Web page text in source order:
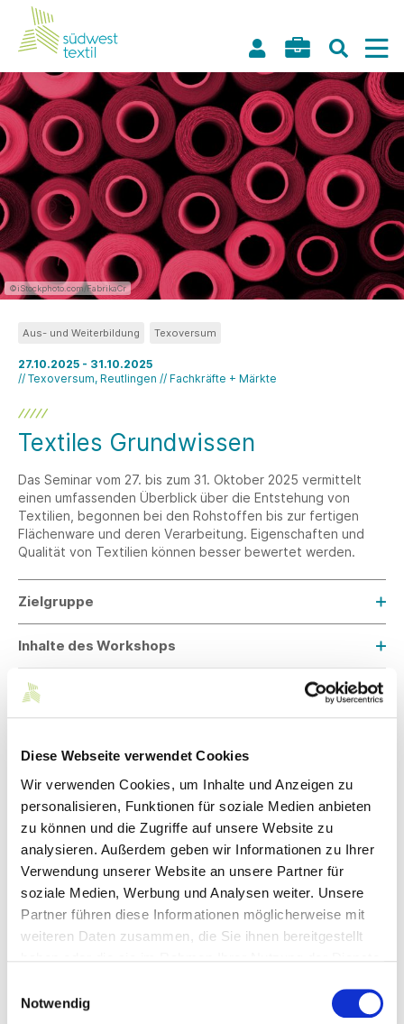
Diese Webseite verwendet Cookies
Wir verwenden Cookies, um Inhalte und Anzeigen zu
personalisieren, Funktionen für soziale Medien anbieten
zu können und die Zugriffe auf unsere Website zu
analysieren. Außerdem geben wir Informationen zu Ihrer
Verwendung unserer Website an unsere Partner für
soziale Medien, Werbung und Analysen weiter. Unsere
Partner führen diese Informationen möglicherweise mit
weiteren Daten zusammen, die Sie ihnen bereitgestellt
Notwendig
©iStockphoto.com/FabrikaCr
27.10.2025 - 31.10.2025
// Texoversum, Reutlingen // Fachkräfte + Märkte
Aus- und Weiterbildung Texoversum
Textiles Grundwissen
Das Seminar vom 27. bis zum 31. Oktober 2025 vermittelt
einen umfassenden Überblick über die Entstehung von
Textilien, begonnen bei den Rohstoffen bis zur fertigen
Flächenware und deren Verarbeitung. Eigenschaften und
Qualität von Textilien können besser bewertet werden.
Zielgruppe
Inhalte des Workshops
Ablauf
Teilnahmegebühren
Veranstalter & Veranstaltungsort
Anmeldung
Veranstaltungsort